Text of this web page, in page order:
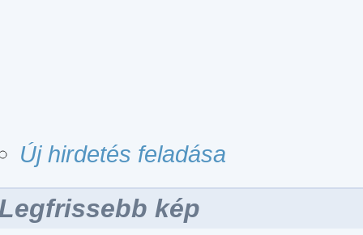
Új hirdetés feladása
kép